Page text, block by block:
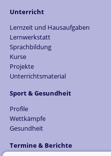
Unterricht
Lernzeit und Hausaufgaben
Lernwerkstatt
Sprachbildung
Kurse
Projekte
Unterrichtsmaterial
Sport & Gesundheit
Profile
Wettkämpfe
Gesundheit
Termine & Berichte